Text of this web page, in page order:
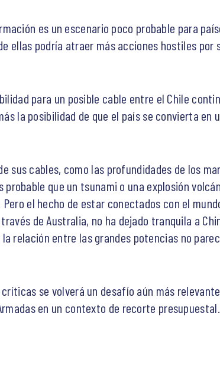
es un escenario poco probable para
ellas podría atraer más acciones hostiles por
para un posible cable entre el Chile
la posibilidad de que el país se convierta en
sus cables, como las profundidades de los
que un tsunami o una explosión
el hecho de estar conectados con el
de Australia, no ha dejado tranquila a
relación entre las grandes potencias no
se volverá un desafío aún más
en un contexto de recorte